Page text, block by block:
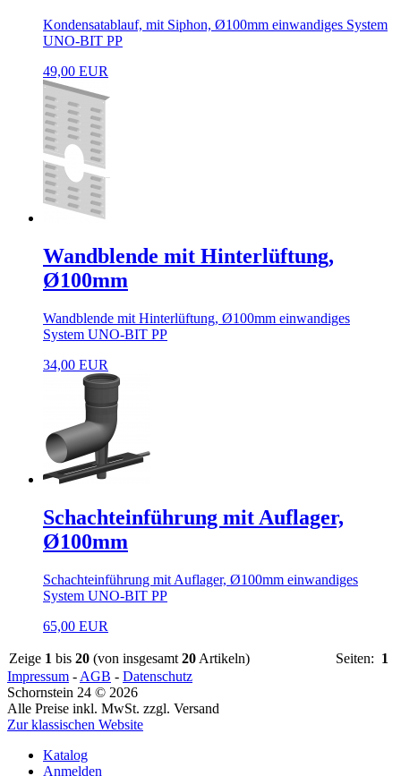
Kondensatablauf, mit Siphon, Ø100mm einwandiges System
UNO-BIT PP
49,00 EUR
Wandblende mit Hinterlüftung,
Ø100mm
Wandblende mit Hinterlüftung, Ø100mm einwandiges
System UNO-BIT PP
34,00 EUR
Schachteinführung mit Auflager,
Ø100mm
Schachteinführung mit Auflager, Ø100mm einwandiges
System UNO-BIT PP
65,00 EUR
Zeige 1 bis 20 (von insgesamt 20 Artikeln) Seiten: 1
Impressum - AGB - Datenschutz
Schornstein 24 © 2026
Alle Preise inkl. MwSt. zzgl. Versand
Zur klassischen Website
Katalog
Anmelden